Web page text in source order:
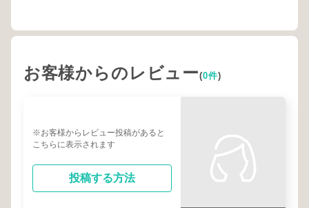
お客様からのレビュー(0件)
※お客様からレビュー投稿があると
こちらに表示されます
投稿する方法